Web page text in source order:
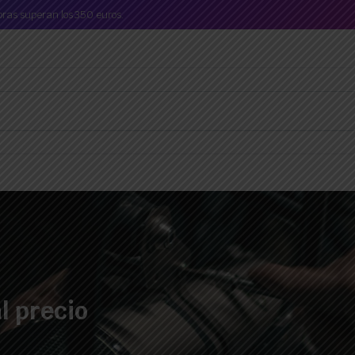
superan los 350 euros.
precio